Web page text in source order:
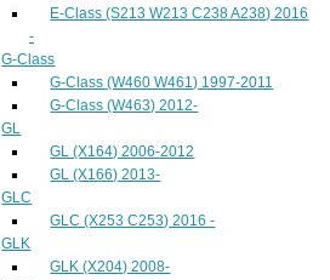
E-Class (S213 W213 C238 A238) 2016
-
G-Class
G-Class (W460 W461) 1997-2011
G-Class (W463) 2012-
GL
GL (X164) 2006-2012
GL (X166) 2013-
GLC
GLC (X253 C253) 2016 -
GLK
GLK (X204) 2008-